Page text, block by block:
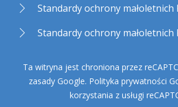
Standardy ochrony małoletnich
Standardy ochrony małoletnich
Ta witryna jest chroniona przez
zasady Google. Polityka prywatności
korzystania z usługi